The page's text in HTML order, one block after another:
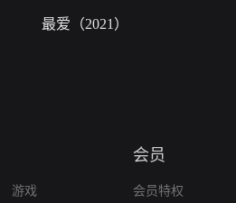
最爱（2021）
游戏
会员
会员特权